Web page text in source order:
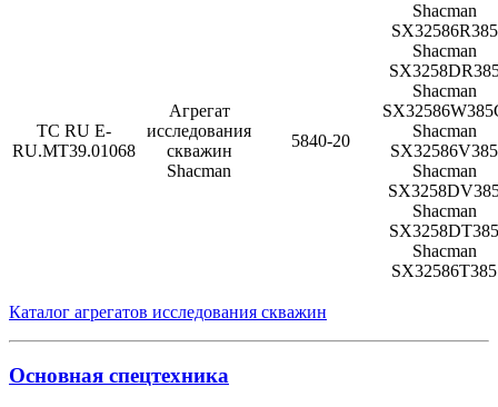
ТС RU Е-
RU.МТ39.01068
Агрегат
исследования
скважин
Shacman
5840-20
Shacman
SX32586R385
Shacman
Shacman
Shacman
SX32586V385
Shacman
Shacman
SX3258DT385
Shacman
SX32586T385
Каталог агрегатов исследования скважин
Основная спецтехника